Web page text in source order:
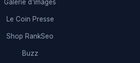
Galerie d'images
Le Coin Presse
Shop RankSeo
Buzz